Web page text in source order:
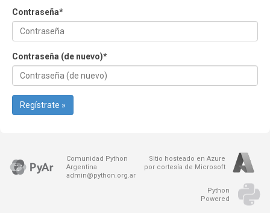
Contraseña*
Contraseña (de nuevo)*
Regístrate »
Comunidad Python
Argentina
admin@python.org.ar
Sitio hosteado en Azure
por cortesía de Microsoft
Python
Powered